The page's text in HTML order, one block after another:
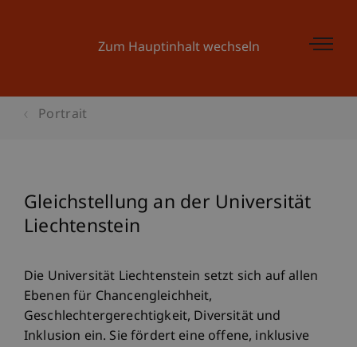
Zum Hauptinhalt wechseln
Portrait
Gleichstellung an der Universität
Liechtenstein
Die Universität Liechtenstein setzt sich auf allen
Ebenen für Chancengleichheit,
Geschlechtergerechtigkeit, Diversität und
Inklusion ein. Sie fördert eine offene, inklusive